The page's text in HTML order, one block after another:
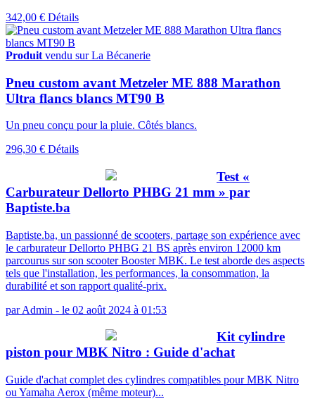
342,00 € Détails
Produit vendu sur La Bécanerie
Pneu custom avant Metzeler ME 888 Marathon
Ultra flancs blancs MT90 B
Un pneu conçu pour la pluie. Côtés blancs.
296,30 € Détails
Test «
Carburateur Dellorto PHBG 21 mm » par
Baptiste.ba
Baptiste.ba, un passionné de scooters, partage son expérience avec
le carburateur Dellorto PHBG 21 BS après environ 12000 km
parcourus sur son scooter Booster MBK. Le test aborde des aspects
tels que l'installation, les performances, la consommation, la
durabilité et son rapport qualité-prix.
parAdmin - le 02 août 2024 à 01:53
Kit cylindre
piston pour MBK Nitro : Guide d'achat
Guide d'achat complet des cylindres compatibles pour MBK Nitro
ou Yamaha Aerox (même moteur)...